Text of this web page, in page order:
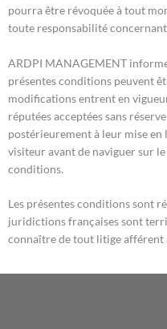
pourra être révoquée à tout
toute responsabilité
ARDPI MANAGEMENT
présentes conditions peuvent
modifications entrent en
réputées acceptées sans
postérieurement à leur mise
visiteur avant de naviguer sur
conditions.
Les présentes conditions sont
juridictions françaises sont
connaître de tout litige afférent